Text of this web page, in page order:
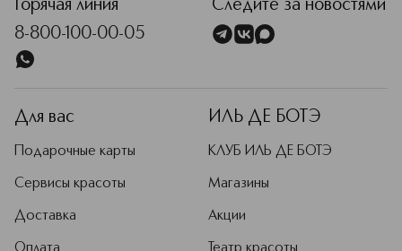
Горячая линия
8-800-100-00-05
Следите за новостями
Для вас
Подарочные карты
Сервисы красоты
Доставка
ИЛЬ ДЕ БОТЭ
КЛУБ ИЛЬ ДЕ БОТЭ
Магазины
Акции